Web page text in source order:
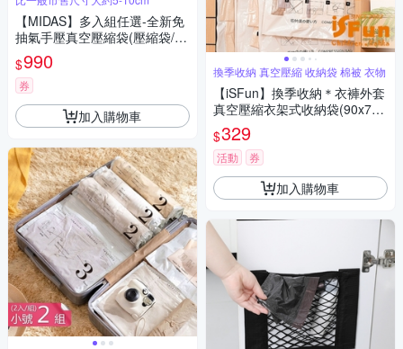
【MIDAS】多入組任選-全新免
抽氣手壓真空壓縮袋(壓縮袋/旅
行收納/旅行收納/手壓收納/收
納)
$990
券
加入購物車
換季收納 真空壓縮 收納袋 棉被 衣物
【iSFun】換季收納＊衣褲外套
真空壓縮衣架式收納袋(90x70c
m)/透明短款
$329
活動 券
加入購物車